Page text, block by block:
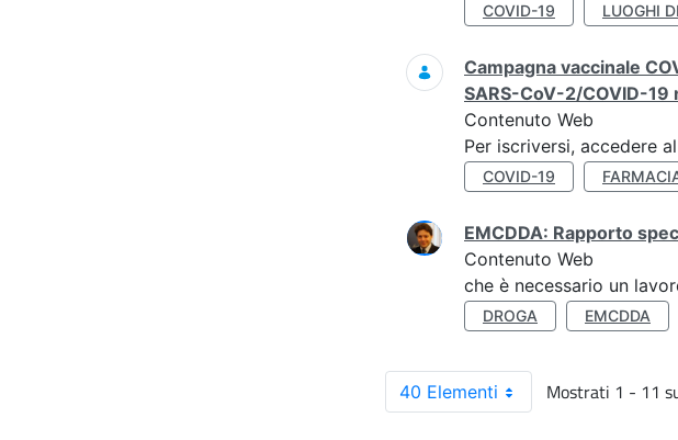
COVID-19 LUOGHI
Campagna vaccinale
SARS-CoV-2/COVID-19
Contenuto Web
Per iscriversi, accedere
COVID-19
EMCDDA: Rapporto
Contenuto Web
che è necessario un
DROGA EMCDDA
40 Elementi Mostrati 1 - 11